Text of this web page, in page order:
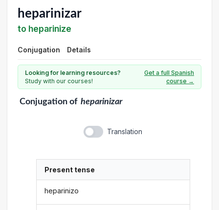
heparinizar
to heparinize
Conjugation Details
Looking for learning resources?
Study with our courses!
Get a full Spanish
course →
Conjugationof heparinizar
Translation
Present tense
heparinizo